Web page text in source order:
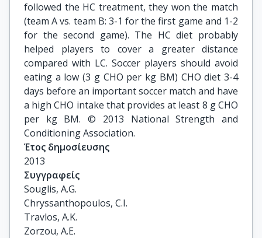
followed the HC treatment, they won the match
(team A vs. team B: 3-1 for the first game and 1-2
for the second game). The HC diet probably
helped players to cover a greater distance
compared with LC. Soccer players should avoid
eating a low (3 g CHO per kg BM) CHO diet 3-4
days before an important soccer match and have
a high CHO intake that provides at least 8 g CHO
per kg BM. © 2013 National Strength and
Conditioning Association.
Έτος δημοσίευσης
2013
Συγγραφείς
Souglis, A.G.
Chryssanthopoulos, C.I.
Travlos, A.K.
Zorzou, A.E.